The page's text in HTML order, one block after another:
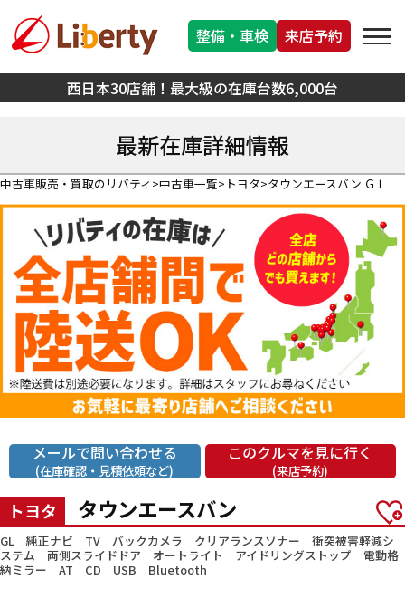
西日本30店舗！最大級の在庫台数6,000台
整備・車検 来店予約
最新在庫詳細情報
中古車販売・買取のリバティ 中古車一覧 トヨタ タウンエースバン ＧＬ
メールで問い合わせる
(在庫確認・見積依頼など)
このクルマを見に行く
(来店予約)
トヨタ タウンエースバン
GL 純正ナビ TV バックカメラ クリアランスソナー 衝突被害軽減シ
ステム 両側スライドドア オートライト アイドリングストップ 電動格
納ミラー AT CD USB Bluetooth